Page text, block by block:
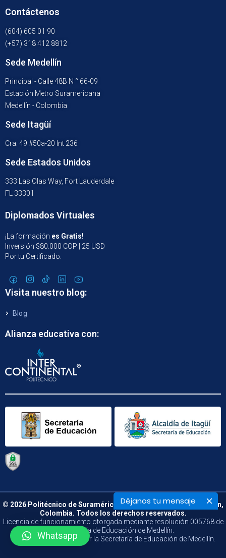
Déjanos tu mensaje
Contáctenos
(604) 605 01 90
(+57) 318 412 8812
Sede Medellín
Principal - Calle 48B N ° 66-09
Estación Metro Suramericana
Medellín - Colombia
Sede Itagüí
Cra. 49 #50a-20 Int 236
Sede Estados Unidos
333 Las Olas Way, Fort Lauderdale
FL 33301
Diplomados Virtuales
¡La formación es Gratis!
Inversión $80.000 COP | 25 USD
Por tu Certificado.
Visita nuestro blog:
Blog
Alianza educativa con:
© 2026 Politécnico de Suramérica. Calle 48 B N° 66 – 09. Medellín,
Colombia. Todos los derechos reservados.
Licencia de funcionamiento otorgada mediante resolución 005768 de
la Secretaría de Educación de Medellín.
Vigilado y Controlado por la Secretaría de Educación de Medellín.
Whatsapp